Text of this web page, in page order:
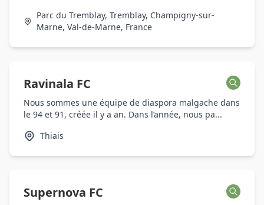
Parc du Tremblay, Tremblay, Champigny-sur-
Marne, Val-de-Marne, France
Ravinala FC
Nous sommes une équipe de diaspora malgache dans
le 94 et 91, créée il y a an. Dans l’année, nous pa...
Thiais
Supernova FC